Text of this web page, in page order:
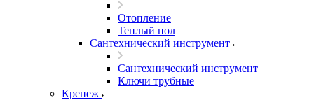
Отопление
Теплый пол
Сантехнический инструмент
Сантехнический инструмент
Ключи трубные
Крепеж